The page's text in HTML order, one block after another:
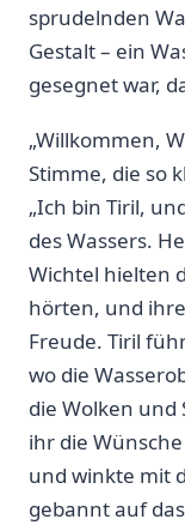
sprudelnden
Gestalt – ein
gesegnet war,⁣
„Willkommen,⁤
Stimme, die so
„Ich bin Tiril,
des‌ Wassers.
Wichtel hielten⁤
⁢hörten, und
Freude. Tiril
wo⁣ die
die Wolken
ihr die
und winkte mit
gebannt auf